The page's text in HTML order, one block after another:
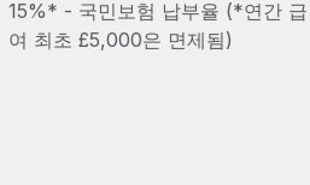
15%* - 국민보험 납부율 (*연간 급
여 최초 £5,000은 면제됨)